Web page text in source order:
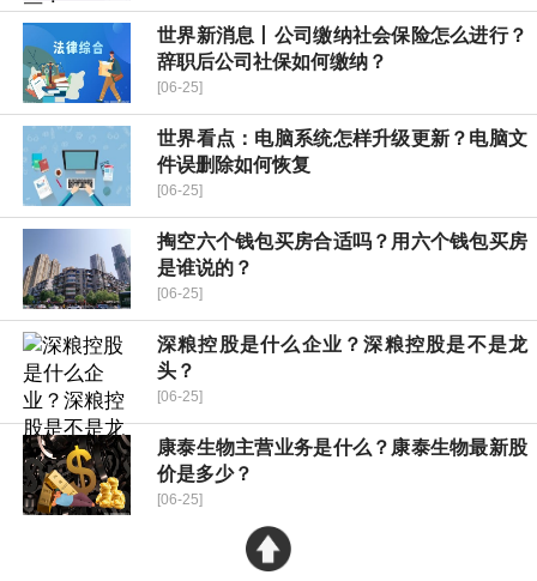
世界新消息丨公司缴纳社会保险怎么进行？
辞职后公司社保如何缴纳？
[06-25]
世界看点：电脑系统怎样升级更新？电脑文
件误删除如何恢复
[06-25]
掏空六个钱包买房合适吗？用六个钱包买房
是谁说的？
[06-25]
深粮控股是什么企业？深粮控股是不是龙
头？
[06-25]
康泰生物主营业务是什么？康泰生物最新股
价是多少？
[06-25]